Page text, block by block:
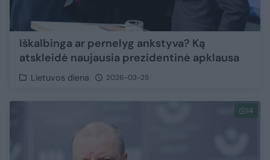
Iškalbinga ar pernelyg ankstyva? Ką
atskleidė naujausia prezidentinė apklausa
Lietuvos diena 2026-03-25
14